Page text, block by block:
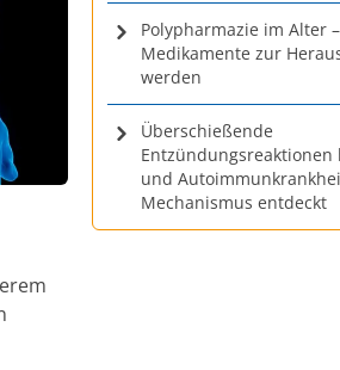
Polypharmazie im Alter
Medikamente zur
werden
Überschießende
Entzündungsreaktionen
und
Mechanismus entdeckt